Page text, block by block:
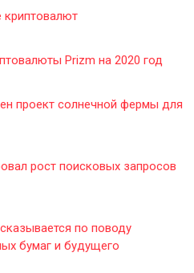
криптовалют
Prizm на 2020 год
проект солнечной фермы для
рост поисковых запросов
по поводу
бумаг и будущего